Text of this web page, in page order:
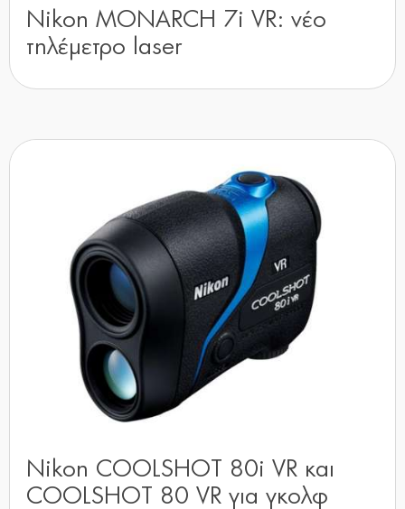
Nikon MONARCH 7i VR: νέο
τηλέμετρο laser
Nikon COOLSHOT 80i VR και
COOLSHOT 80 VR για γκολφ